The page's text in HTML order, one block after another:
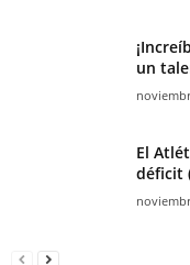
un
El
déficit